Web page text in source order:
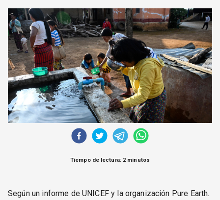
CORREO DE LECTORES
DEBATE
ARCHIVO
DECLARACIONES
OPINIÓN
ALTAMIRA RESPONDE
Política Obrera Revista
CONTACTO
Tiempo de lectura: 2 minutos
Según un informe de UNICEF y la organización Pure Earth.